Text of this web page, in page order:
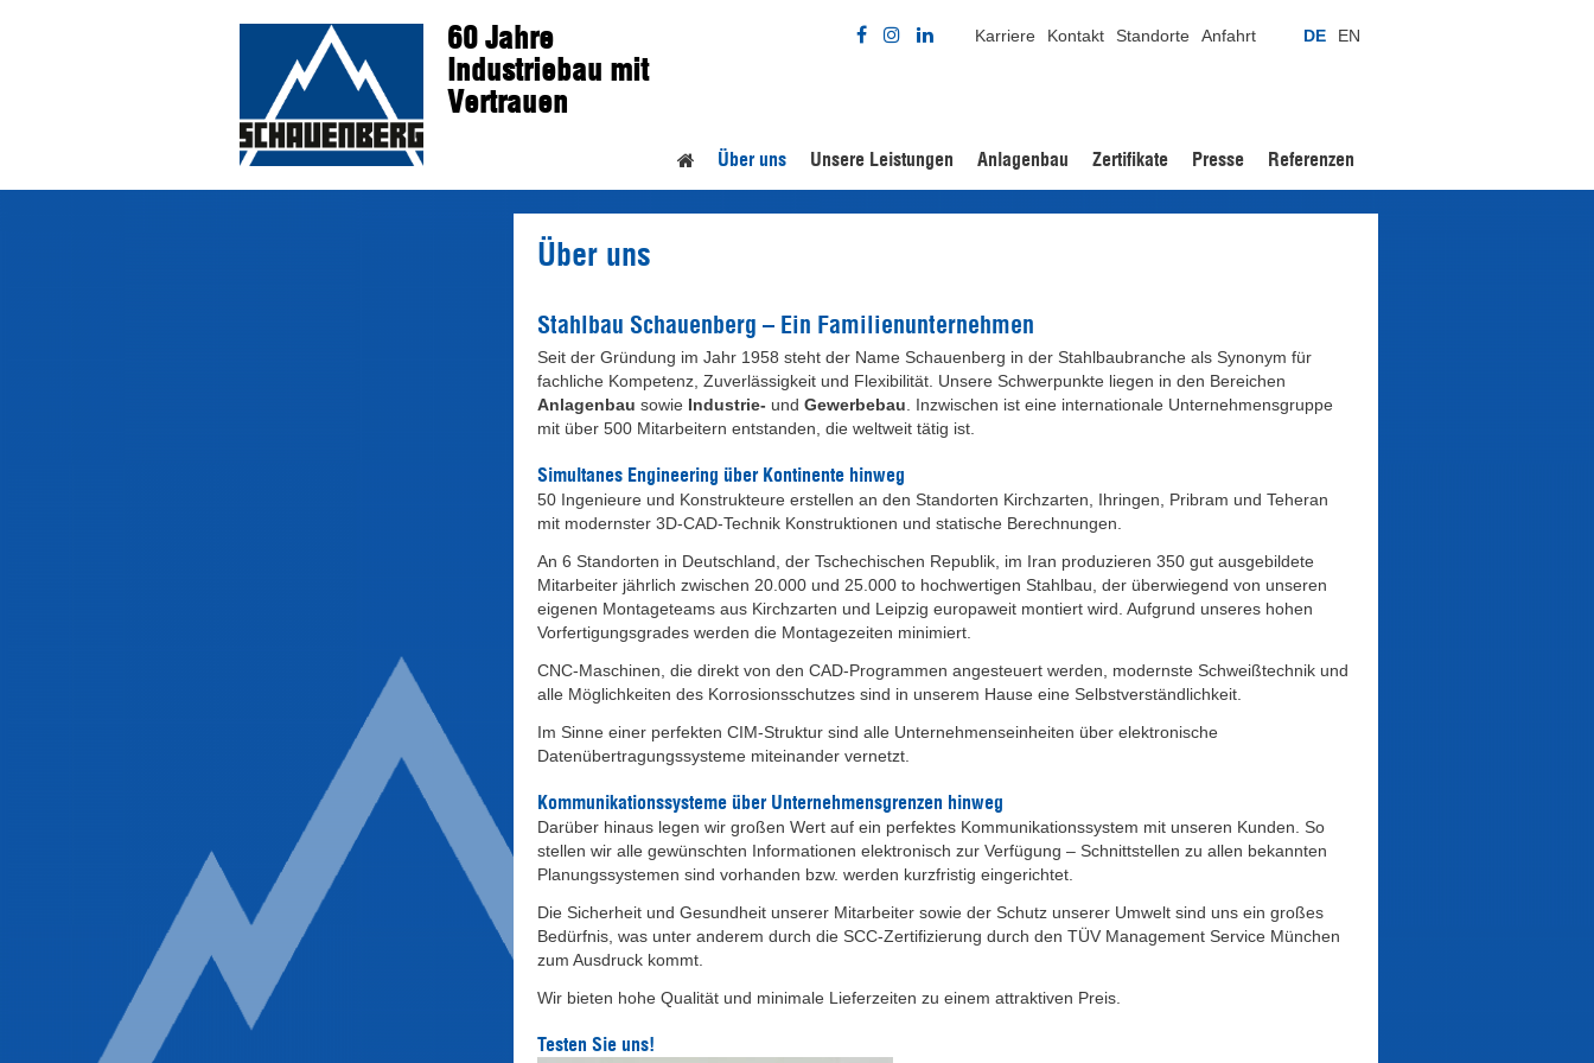
Karriere Kontakt Standorte Anfahrt DE EN
60 Jahre
Industriebau mit
Vertrauen
Home
Über uns Unsere Leistungen Anlagenbau Zertifikate Presse Referenzen
Über uns
Stahlbau Schauenberg – Ein Familienunternehmen
Seit der Gründung im Jahr 1958 steht der Name Schauenberg in der Stahlbaubranche als Synonym für
fachliche Kompetenz, Zuverlässigkeit und Flexibilität. Unsere Schwerpunkte liegen in den Bereichen
Anlagenbau sowie Industrie- und Gewerbebau . Inzwischen ist eine internationale Unternehmensgruppe
mit über 500 Mitarbeitern entstanden, die weltweit tätig ist.
Simultanes Engineering über Kontinente hinweg
50 Ingenieure und Konstrukteure erstellen an den Standorten Kirchzarten, Ihringen, Pribram und Teheran
mit modernster 3D-CAD-Technik Konstruktionen und statische Berechnungen.
An 6 Standorten in Deutschland, der Tschechischen Republik, im Iran produzieren 350 gut ausgebildete
Mitarbeiter jährlich zwischen 20.000 und 25.000 to hochwertigen Stahlbau, der überwiegend von unseren
eigenen Montageteams aus Kirchzarten und Leipzig europaweit montiert wird. Aufgrund unseres hohen
Vorfertigungsgrades werden die Montagezeiten minimiert.
CNC-Maschinen, die direkt von den CAD-Programmen angesteuert werden, modernste Schweißtechnik und
alle Möglichkeiten des Korrosionsschutzes sind in unserem Hause eine Selbstverständlichkeit.
Im Sinne einer perfekten CIM-Struktur sind alle Unternehmenseinheiten über elektronische
Datenübertragungssysteme miteinander vernetzt.
Kommunikationssysteme über Unternehmensgrenzen hinweg
Darüber hinaus legen wir großen Wert auf ein perfektes Kommunikationssystem mit unseren Kunden. So
stellen wir alle gewünschten Informationen elektronisch zur Verfügung – Schnittstellen zu allen bekannten
Planungssystemen sind vorhanden bzw. werden kurzfristig eingerichtet.
Die Sicherheit und Gesundheit unserer Mitarbeiter sowie der Schutz unserer Umwelt sind uns ein großes
Bedürfnis, was unter anderem durch die SCC-Zertifizierung durch den TÜV Management Service München
zum Ausdruck kommt.
Wir bieten hohe Qualität und minimale Lieferzeiten zu einem attraktiven Preis.
Testen Sie uns!